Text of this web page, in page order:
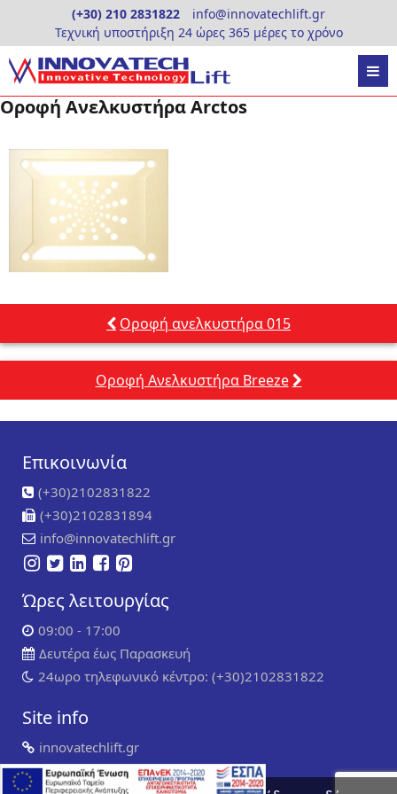
content
(+30) 210 2831822
info@innovatechlift.gr
Τεχνική υποστήριξη 24 ώρες 365 μέρες το χρόνο
Οροφή Ανελκυστήρα Arctos
Οροφή ανελκυστήρα 015
Οροφή Ανελκυστήρα Breeze
Επικοινωνία
(+30)2102831822
(+30)2102831894
info@innovatechlift.gr
Ώρες λειτουργίας
09:00 - 17:00
Δευτέρα έως Παρασκευή
24ωρο τηλεφωνικό κέντρο: (+30)2102831822
Site info
innovatechlift.gr
Copyright 2024 | all rights reserved